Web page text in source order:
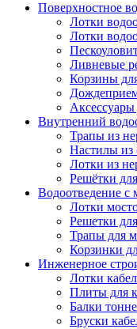
Поверхностное
Лотки
Лотки
Ливневые
Корзины
Аксессуары
Внутренний
Трапы из
Настилы из
Лотки из
Решётки
Водоотведение с
Лотки
Решетки
Трапы для
Корзинки
Инженерное
Лотки
Плиты для
Балки
Бруски